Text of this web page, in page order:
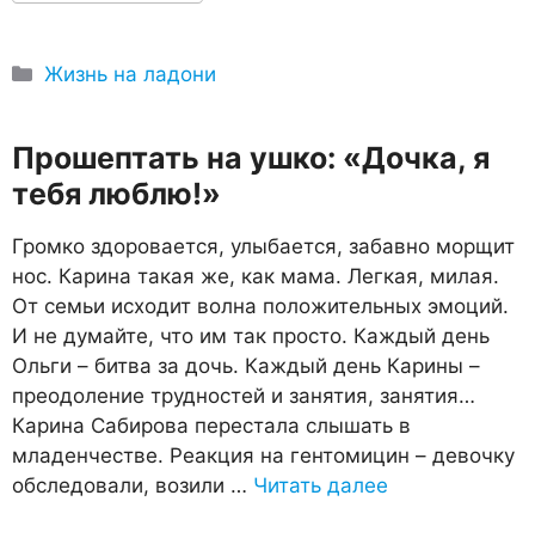
Рубрики
Жизнь на ладони
Прошептать на ушко: «Дочка, я
тебя люблю!»
Громко здоровается, улыбается, забавно морщит
нос. Карина такая же, как мама. Легкая, милая.
От семьи исходит волна положительных эмоций.
И не думайте, что им так просто. Каждый день
Ольги – битва за дочь. Каждый день Карины –
преодоление трудностей и занятия, занятия…
Карина Сабирова перестала слышать в
младенчестве. Реакция на гентомицин – девочку
обследовали, возили … Читать далее